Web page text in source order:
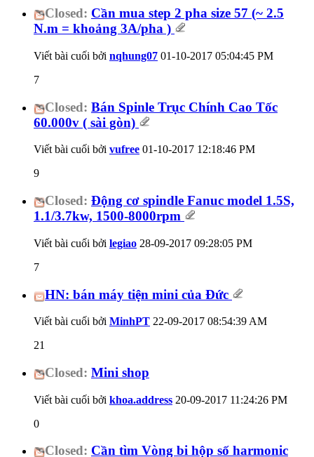
Closed: Cần mua step 2 pha size 57 (~ 2.5
N.m = khoảng 3A/pha )
Viết bài cuối bởi nqhung07 01-10-2017 05:04:45 PM
7
Closed: Bán Spinle Trục Chính Cao Tốc
60.000v ( sài gòn)
Viết bài cuối bởi vufree 01-10-2017 12:18:46 PM
9
Closed: Động cơ spindle Fanuc model 1.5S,
1.1/3.7kw, 1500-8000rpm
Viết bài cuối bởi legiao 28-09-2017 09:28:05 PM
7
HN: bán máy tiện mini của Đức
Viết bài cuối bởi MinhPT 22-09-2017 08:54:39 AM
21
Closed: Mini shop
Viết bài cuối bởi khoa.address 20-09-2017 11:24:26 PM
0
Closed: Cần tìm Vòng bi hộp số harmonic